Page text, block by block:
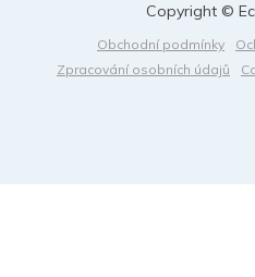
Obchodní podmínky
Zpracování osobních údajů
Copyright ©